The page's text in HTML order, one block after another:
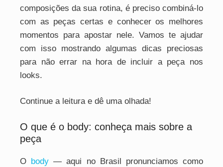
composições da sua rotina, é preciso combiná-lo
com as peças certas e conhecer os melhores
momentos para apostar nele. Vamos te ajudar
com isso mostrando algumas dicas preciosas
para não errar na hora de incluir a peça nos
looks.
Continue a leitura e dê uma olhada!
O que é o body: conheça mais sobre a
peça
O body — aqui no Brasil pronunciamos como